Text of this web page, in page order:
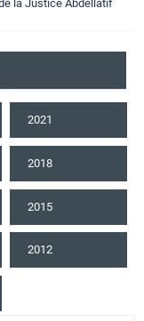
la Justice Abdellatif
2021
2018
2015
2012